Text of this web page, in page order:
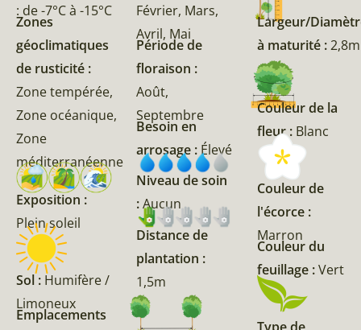
: de -7°C à -15°C
Zones
géoclimatiques
de rusticité :
Zone tempérée,
Zone océanique,
Zone
méditerranéenne
Exposition :
Plein soleil
Sol : Humifère /
Limoneux
Emplacements
Février, Mars,
Avril, Mai
Période de
floraison :
Août,
Septembre
Besoin en
arrosage :Élevé
Niveau de soin
:Aucun
Distance de
plantation :
1,5m
Largeur/
à maturité :2,8m
Couleur de la
fleur : Blanc
Couleur de
l'écorce :
Marron
Couleur du
feuillage :Vert